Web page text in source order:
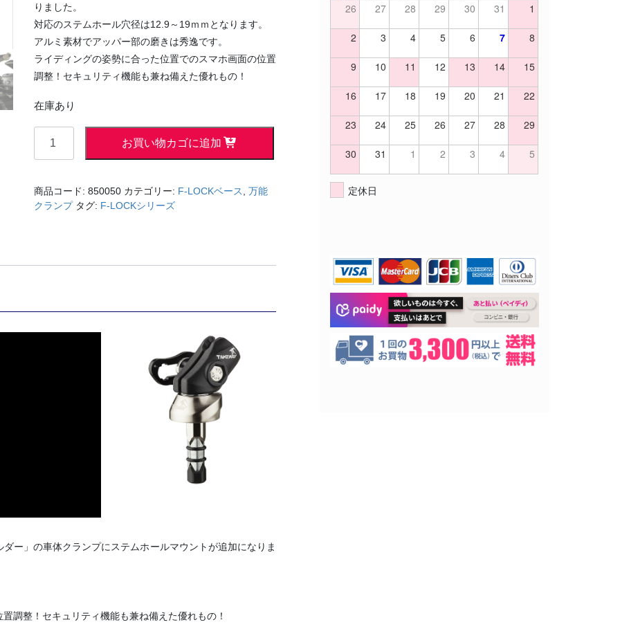
りました。
対応のステムホール穴径は12.9～19ｍｍとなります。
アルミ素材でアッパー部の磨きは秀逸です。
ライディングの姿勢に合った位置でのスマホ画面の位置
調整！セキュリティ機能も兼ね備えた優れもの！
在庫あり
取
付
「多
ウ
ッ
ス
ー
お買い物カゴに追加
商品コード: 850050 カテゴリー: F-LOCKベース, 万能
クランプ タグ: F-LOCKシリーズ
ー」の車体クランプにステムホールマウントが追加になりま
調整！セキュリティ機能も兼ね備えた優れもの！
26
27 28 29 30 31 1
2 3 4 5 6 7 8
9 10 11 12 13 14 15
16 17 18 19 20 21 22
23 24 25 26 27 28 29
30 31 1 2 3 4 5
定休日